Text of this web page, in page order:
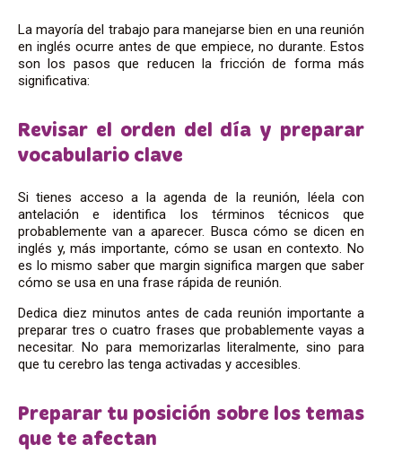
La mayoría del trabajo para manejarse bien en una reunión
en inglés ocurre antes de que empiece, no durante. Estos
son los pasos que reducen la fricción de forma más
significativa:
Revisar el orden del día y preparar
vocabulario clave
Si tienes acceso a la agenda de la reunión, léela con
antelación e identifica los términos técnicos que
probablemente van a aparecer. Busca cómo se dicen en
inglés y, más importante, cómo se usan en contexto. No
es lo mismo saber que margin significa margen que saber
cómo se usa en una frase rápida de reunión.
Dedica diez minutos antes de cada reunión importante a
preparar tres o cuatro frases que probablemente vayas a
necesitar. No para memorizarlas literalmente, sino para
que tu cerebro las tenga activadas y accesibles.
Preparar tu posición sobre los temas
que te afectan